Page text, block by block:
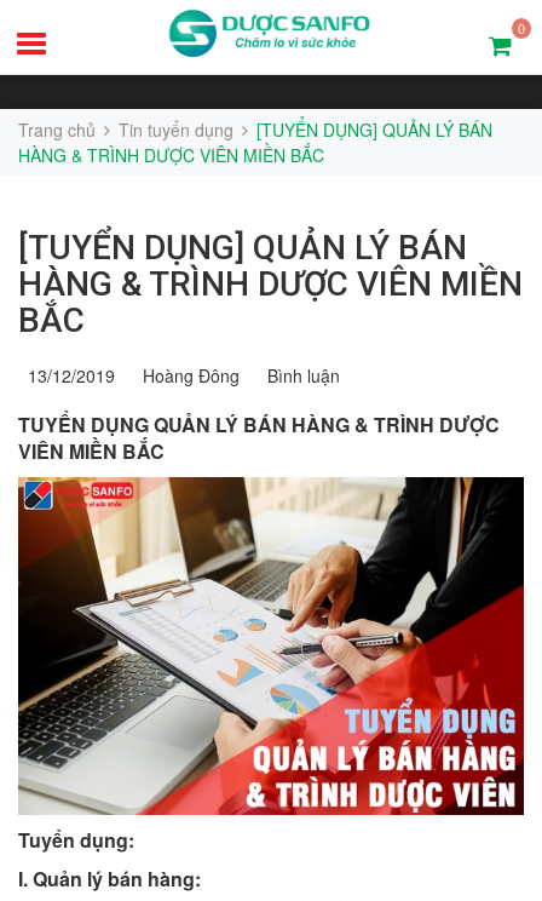
0
Trang chủ Tin tuyển dụng
[TUYỂN DỤNG] QUẢN LÝ BÁN
HÀNG & TRÌNH DƯỢC VIÊN MIỀN BẮC
[TUYỂN DỤNG] QUẢN LÝ BÁN
HÀNG & TRÌNH DƯỢC VIÊN MIỀN
BẮC
13/12/2019 Hoàng Đông Bình luận
TUYỂN DỤNG QUẢN LÝ BÁN HÀNG & TRÌNH DƯỢC
VIÊN MIỀN BẮC
Tuyển dụng:
I. Quản lý bán hàng: